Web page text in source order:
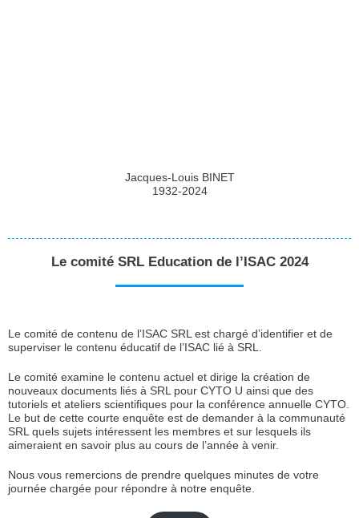
Jacques-Louis BINET
1932-2024
Le comité SRL Education de l’ISAC 2024
Le comité de contenu de l’ISAC SRL est chargé d’identifier et de
superviser le contenu éducatif de l’ISAC lié à SRL.
Le comité examine le contenu actuel et dirige la création de
nouveaux documents liés à SRL pour CYTO U ainsi que des
tutoriels et ateliers scientifiques pour la conférence annuelle CYTO.
Le but de cette courte enquête est de demander à la communauté
SRL quels sujets intéressent les membres et sur lesquels ils
aimeraient en savoir plus au cours de l’année à venir.
Nous vous remercions de prendre quelques minutes de votre
journée chargée pour répondre à notre enquête.